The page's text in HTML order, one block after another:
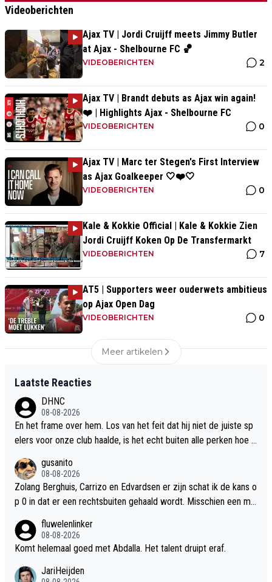
Videoberichten
Ajax TV | Jordi Cruijff meets Jimmy Butler
at Ajax - Shelbourne FC 🏀
VIDEOBERICHTEN 2
Ajax TV | Brandt debuts as Ajax win again!
❤️ | Highlights Ajax - Shelbourne FC
VIDEOBERICHTEN 0
Ajax TV | Marc ter Stegen's First Interview
as Ajax Goalkeeper 🤍❤️🤍
VIDEOBERICHTEN 0
Kale & Kokkie Official | Kale & Kokkie Zien
Jordi Cruijff Koken Op De Transfermarkt
VIDEOBERICHTEN 7
AT5 | Supporters weer ouderwets ambitieus
op Ajax Open Dag
VIDEOBERICHTEN 0
Meer artikelen
Laatste Reacties
DHNC
08-08-2026
En het frame over hem. Los van het feit dat hij niet de juiste sp
elers voor onze club haalde, is het echt buiten alle perken hoe e
gusanito
08-08-2026
Zolang Berghuis, Carrizo en Edvardsen er zijn schat ik de kans o
p 0 in dat er een rechtsbuiten gehaald wordt. Misschien een mul
voeten kan. Met nog 3 weken begint het nu toch wel spannend t
e worden, al zijn dit ook bij uitstek de weken dat de markt vol in
fluwelenlinker
08-08-2026
Komt helemaal goed met Abdalla. Het talent druipt eraf.
JariHeijden